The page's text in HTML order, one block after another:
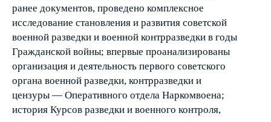
ранее документов, проведено комплексное
исследование становления и развития советской
военной разведки и военной контрразведки в годы
Гражданской войны; впервые проанализированы
организация и деятельность первого советского
органа военной разведки, контрразведки и
цензуры — Оперативного отдела Наркомвоена;
история Курсов разведки и военного контроля,